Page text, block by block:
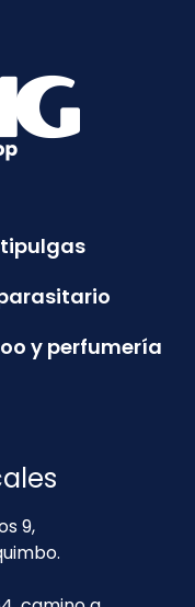
y perfumería
9,